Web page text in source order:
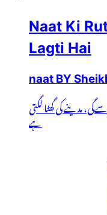
Naat Ki
Lagti Hai
naat BY
مدینے کی گھٹا لگتی
ہے